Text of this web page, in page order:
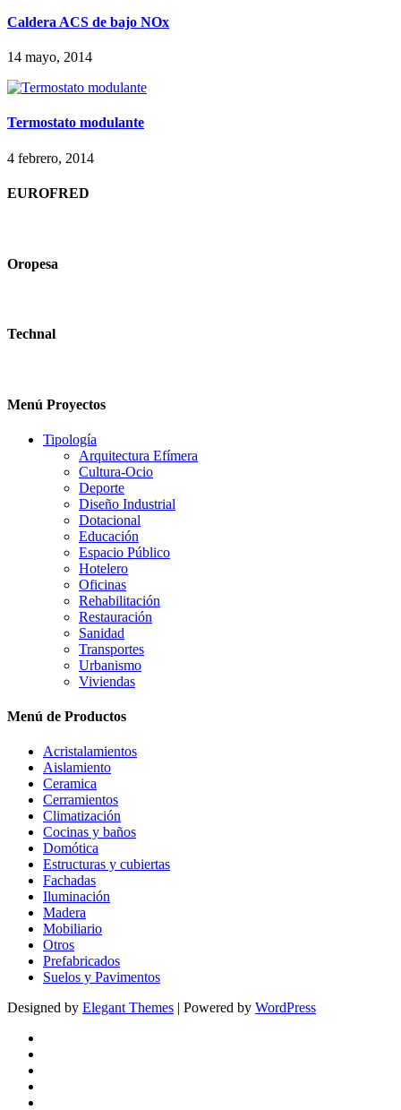
Caldera ACS de bajo NOx
14 mayo, 2014
Termostato modulante
4 febrero, 2014
EUROFRED
Oropesa
Technal
Menú Proyectos
Tipología
Arquitectura Efímera
Cultura-Ocio
Deporte
Diseño Industrial
Dotacional
Educación
Espacio Público
Hotelero
Oficinas
Rehabilitación
Restauración
Sanidad
Transportes
Urbanismo
Viviendas
Menú de Productos
Acristalamientos
Aislamiento
Ceramica
Cerramientos
Climatización
Cocinas y baños
Domótica
Estructuras y cubiertas
Fachadas
Iluminación
Madera
Mobiliario
Otros
Prefabricados
Suelos y Pavimentos
Designed by Elegant Themes | Powered by WordPress